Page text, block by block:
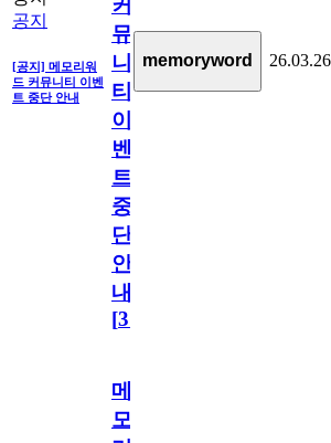
공지
[공지] 메모리워
드 커뮤니티 이벤
트 중단 안내
커
뮤
니
티
이
벤
트
중
단
안
내
[31
memoryword 26.03.26
메
모